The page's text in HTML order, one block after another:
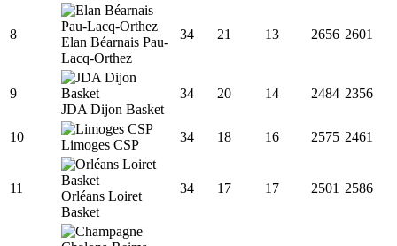
8
Elan Béarnais Pau-
Lacq-Orthez
34 21 13 2656 2601
9
JDA Dijon Basket
34 20 14 2484 2356
10
Limoges CSP
34 18 16 2575 2461
11
Orléans Loiret
Basket
34 17 17 2501 2586